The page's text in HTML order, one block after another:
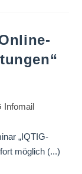
Infomail
„IQTIG-
möglich (...)